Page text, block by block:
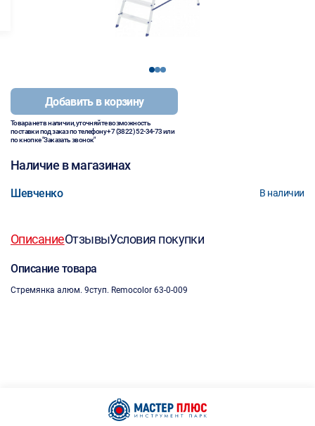
123
Добавить в корзину
Товара нет в наличии, уточняйте возможность
поставки под заказ по телефону+7 (3822) 52-34-73или
по кнопке "Заказать звонок"
Наличие в магазинах
Шевченко В наличии
ОписаниеОтзывыУсловия покупки
Описание товара
Стремянка алюм. 9ступ. Remocolor 63-0-009